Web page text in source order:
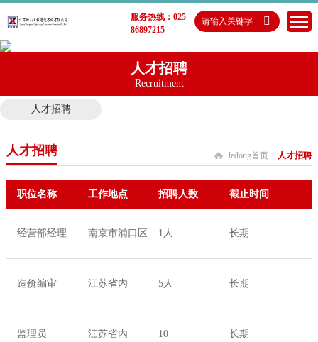
服务热线：025-
86897215
人才招聘
Recruitment
人才招聘
ledong首页 > 人才招聘
人才招聘
职位名称 工作地点 招聘人数 截止时间
经营部经理 南京市浦口区浦滨路150号中科创新广场 1人 长期
造价编审 江苏省内 5人 长期
监理员 江苏省内 10 长期